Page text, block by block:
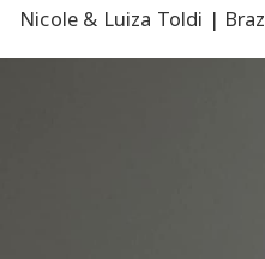
Nicole & Luiza Toldi |